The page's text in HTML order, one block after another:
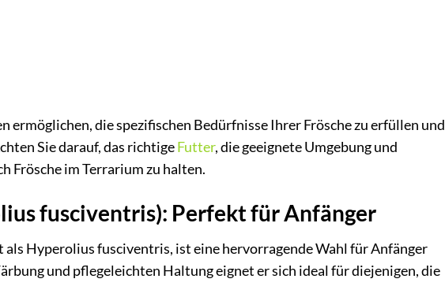
ermöglichen, die spezifischen Bedürfnisse Ihrer Frösche zu erfüllen und
Sie darauf, das richtigeFutter, die geeignete Umgebung und
Frösche im Terrarium zu halten.
fusciventris): Perfekt für Anfänger
Hyperolius fusciventris, ist eine hervorragende Wahl für Anfänger
und pflegeleichten Haltung eignet er sich ideal für diejenigen, die